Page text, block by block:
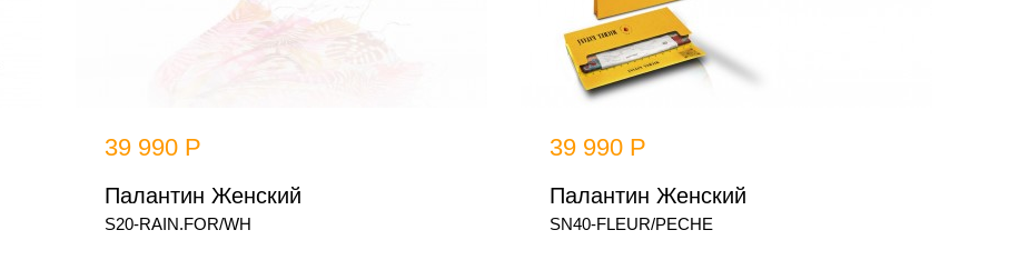
39 990 Р
Палантин Женский
S20-RAIN.FOR/WH
39 990 Р
Палантин Женский
SN40-FLEUR/PECHE